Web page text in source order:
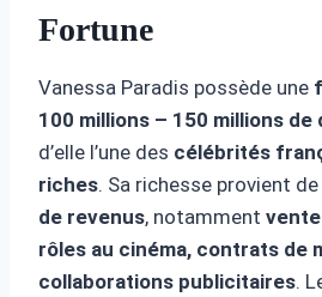
Fortune
Vanessa Paradis possède une
100 millions – 150 millions de
d’elle l’une des célébrités
riches. Sa richesse provient de
de revenus, notamment
rôles au cinéma, contrats de
collaborations publicitaires.